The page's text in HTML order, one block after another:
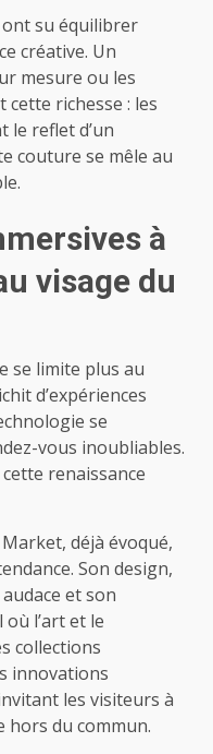
ont su équilibrer
créative. Un
mesure ou les
richesse : les
le reflet d’un
couture se mêle au
à
visage du
se limite plus au
d’expériences
se
vous inoubliables.
renaissance
déjà évoqué,
Son design,
et son
l’art et le
collections
innovations
les visiteurs à
hors du commun.